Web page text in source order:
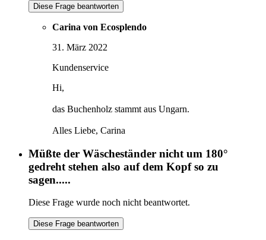
Diese Frage beantworten
Carina von Ecosplendo
31. März 2022
Kundenservice
Hi,
das Buchenholz stammt aus Ungarn.
Alles Liebe, Carina
Müßte der Wäscheständer nicht um 180°
gedreht stehen also auf dem Kopf so zu
sagen.....
Diese Frage wurde noch nicht beantwortet.
Diese Frage beantworten